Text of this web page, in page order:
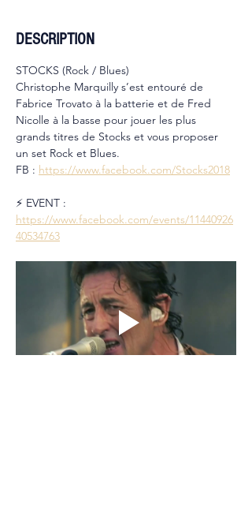
DESCRIPTION
STOCKS (Rock / Blues)
Christophe Marquilly s’est entouré de
Fabrice Trovato à la batterie et de Fred
Nicolle à la basse pour jouer les plus
grands titres de Stocks et vous proposer
un set Rock et Blues.
FB : https://www.facebook.com/Stocks2018
⚡️ EVENT :
https://www.facebook.com/events/11440926
40534763